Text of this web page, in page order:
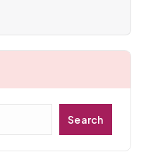
Search